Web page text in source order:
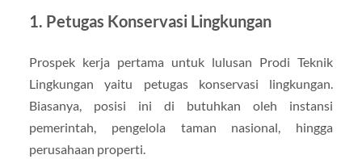
1. Petugas Konservasi Lingkungan
Prospek kerja pertama untuk lulusan Prodi Teknik
Lingkungan yaitu petugas konservasi lingkungan.
Biasanya, posisi ini di butuhkan oleh instansi
pemerintah, pengelola taman nasional, hingga
perusahaan properti.